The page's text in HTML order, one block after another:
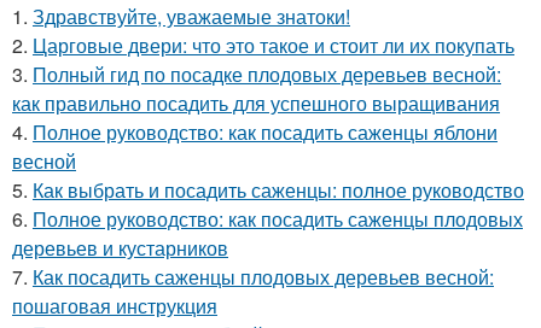
1. Здравствуйте, уважаемые знатоки!
2. Царговые двери: что это такое и стоит ли их покупать
3. Полный гид по посадке плодовых деревьев весной:
как правильно посадить для успешного выращивания
4. Полное руководство: как посадить саженцы яблони
весной
5. Как выбрать и посадить саженцы: полное руководство
6. Полное руководство: как посадить саженцы плодовых
деревьев и кустарников
7. Как посадить саженцы плодовых деревьев весной:
пошаговая инструкция